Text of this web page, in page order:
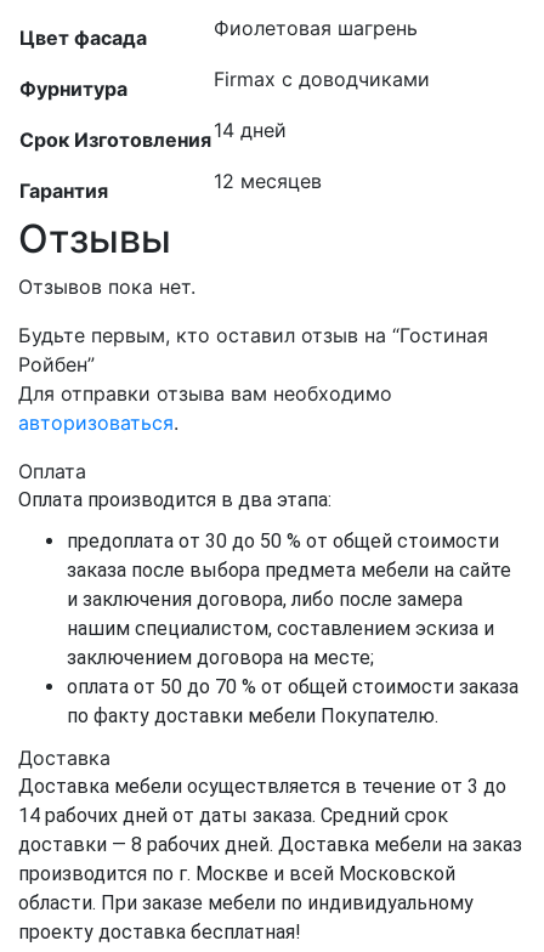
Цвет фасада Фиолетовая шагрень
Фурнитура Firmax с доводчиками
Срок Изготовления14 дней
Гарантия 12 месяцев
Отзывы
Отзывов пока нет.
Будьте первым, кто оставил отзыв на “Гостиная
Ройбен”
Для отправки отзыва вам необходимо
авторизоваться.
Оплата
Оплата производится в два этапа:
предоплата от 30 до 50 % от общей стоимости
заказа после выбора предмета мебели на сайте
и заключения договора, либо после замера
нашим специалистом, составлением эскиза и
заключением договора на месте;
оплата от 50 до 70 % от общей стоимости заказа
по факту доставки мебели Покупателю.
Доставка
Доставка мебели осуществляется в течение от 3 до
14 рабочих дней от даты заказа. Средний срок
доставки — 8 рабочих дней. Доставка мебели на заказ
производится по г. Москве и всей Московской
области. При заказе мебели по индивидуальному
проекту доставка бесплатная!